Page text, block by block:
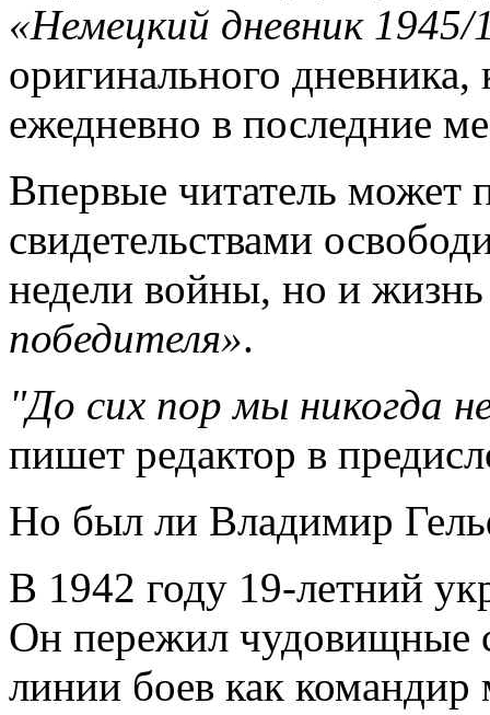
«Немецкий дневник 1945/
оригинального
ежедневно в последние
Впервые читатель может
свидетельствами
недели войны, но и
победителя».
"До сих пор мы никогда
пишет редактор в
Но был ли Владимир
В 1942 году 19-летний
Он пережил чудовищные
линии боев как